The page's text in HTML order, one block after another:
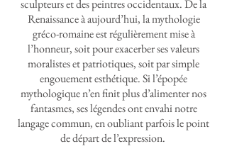
sculpteurs et des peintres occidentaux. De la
Renaissance à aujourd’hui, la mythologie
gréco-romaine est régulièrement mise à
l’honneur, soit pour exacerber ses valeurs
moralistes et patriotiques, soit par simple
engouement esthétique. Si l’épopée
mythologique n’en finit plus d’alimenter nos
fantasmes, ses légendes ont envahi notre
langage commun, en oubliant parfois le point
de départ de l’expression.